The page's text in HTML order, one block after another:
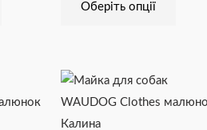
Оберіть опції
товар
цін:
товар